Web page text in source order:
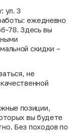
ул. 3
ежедневно
78. Здесь вы
скидки –
не
позиции,
вы будете
Без походов по